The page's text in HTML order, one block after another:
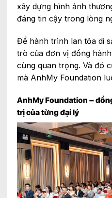
xây dựng hình ảnh
đáng tin cậy trong lòng
Để hành trình lan tỏa di
trò của đơn vị đồng
cùng quan trọng. Và đó
mà AnhMy Foundation
AnhMy Foundation –
trị của từng đại lý